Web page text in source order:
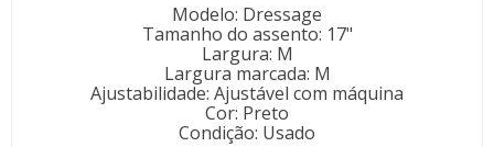
Modelo: Dressage
Tamanho do assento: 17"
Largura: M
Largura marcada: M
Ajustabilidade: Ajustável com máquina
Cor: Preto
Condição: Usado